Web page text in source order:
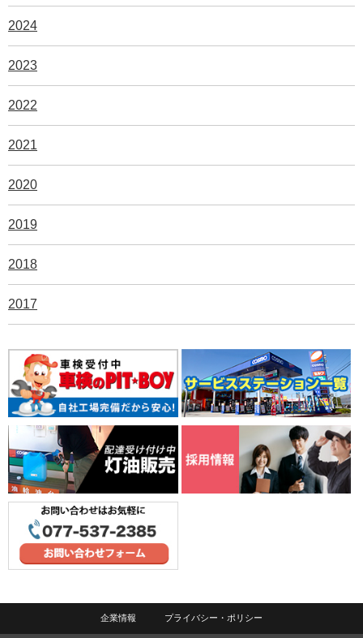
2024
2023
2022
2021
2020
2019
2018
2017
企業情報 プライバシー・ポリシー